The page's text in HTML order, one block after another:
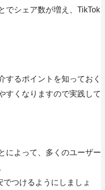
でシェア数が増え、TikTok
するポイントを知っておく
すくなりますので実践して
によって、多くのユーザー
つけるようにしましょ